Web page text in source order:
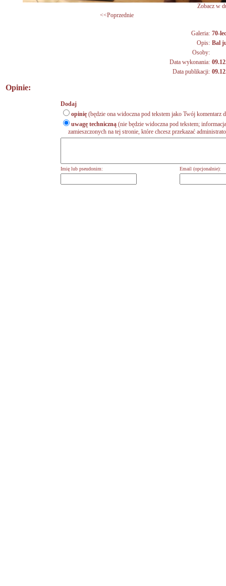
Zobacz w
<<Poprzednie
Galeria: 70-
Opis: Bal
Osoby:
Data wykonania:
Data publikacji:
Opinie:
Dodaj
opinię (będzie ona widoczna pod tekstem jako Twój komentarz
uwagę techniczną (nie będzie widoczna pod tekstem;
zamieszczonych na tej stronie, które chcesz przekazać
Imię lub pseudonim: Email (opcjonalnie):